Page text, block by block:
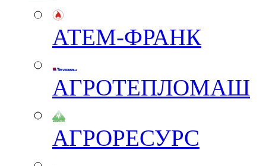
АТЕМ-ФРАНК
АГРОТЕПЛОМАШ
АГРОРЕСУРС